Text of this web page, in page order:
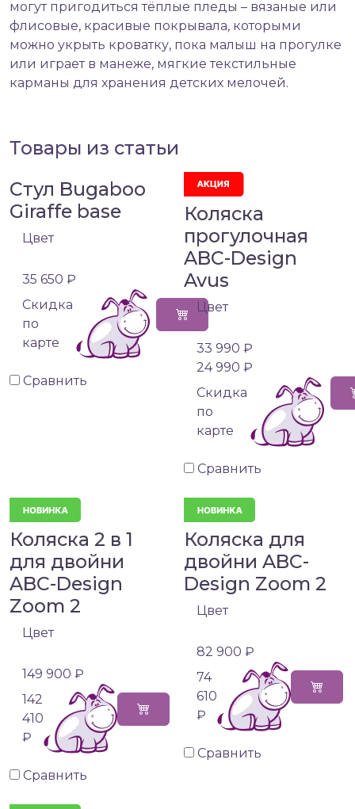
могут пригодиться тёплые пледы – вязаные или
флисовые, красивые покрывала, которыми
можно укрыть кроватку, пока малыш на прогулке
или играет в манеже, мягкие текстильные
карманы для хранения детских мелочей.
Товары из статьи
Стул Bugaboo
Giraffe base
Цвет
35 650 ₽
Cкидка
по
карте
Сравнить
Коляска
прогулочная
ABC-Design
Avus
Цвет
33 990 ₽
24 990 ₽
Cкидка
по
карте
Сравнить
Коляска 2 в 1
для двойни
ABC-Design
Zoom 2
Цвет
149 900 ₽
142
410
₽
Сравнить
Коляска для
двойни ABC-
Design Zoom 2
Цвет
82 900 ₽
74
610
₽
Сравнить